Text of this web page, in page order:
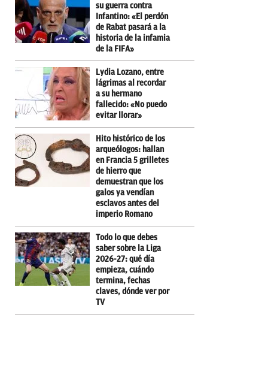
su guerra contra
Infantino: «El perdón
de Rabat pasará a la
historia de la infamia
de la FIFA»
Lydia Lozano, entre
lágrimas al recordar
a su hermano
fallecido: «No puedo
evitar llorar»
Hito histórico de los
arqueólogos: hallan
en Francia 5 grilletes
de hierro que
demuestran que los
galos ya vendían
esclavos antes del
imperio Romano
Todo lo que debes
saber sobre la Liga
2026-27: qué día
empieza, cuándo
termina, fechas
claves, dónde ver por
TV